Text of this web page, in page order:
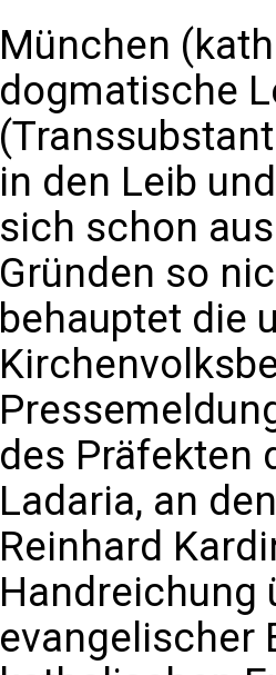
München
dogmatische
in den Leib
sich schon
Gründen so
behauptet die
des Präfekten
Ladaria, an
Reinhard
Handreichung
evangelischer